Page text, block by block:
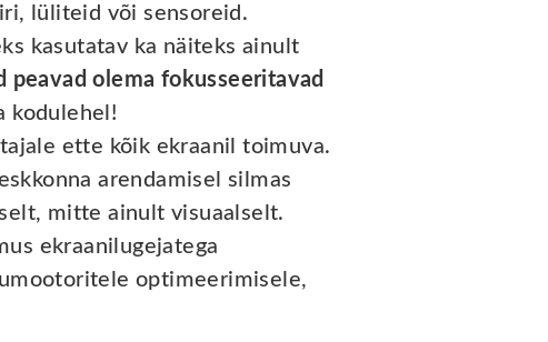
lüliteid või sensoreid.
kasutatav ka näiteks ainult
peavad olema fokusseeritavad
kodulehel!
ette kõik ekraanil toimuva.
arendamisel silmas
mitte ainult visuaalselt.
ekraanilugejatega
optimeerimisele,